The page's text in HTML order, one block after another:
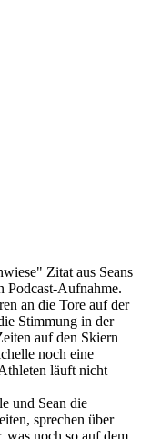
Zitat aus Seans
Podcast-Aufnahme.
an die Tore auf der
Stimmung in der
auf den Skiern
noch eine
läuft nicht
und Sean die
sprechen über